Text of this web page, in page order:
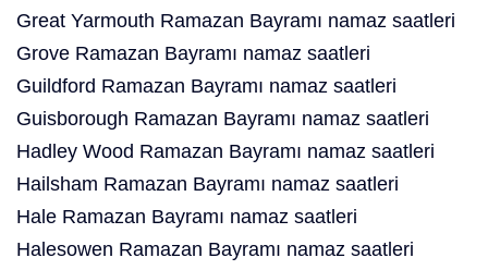
Great Yarmouth Ramazan Bayramı namaz saatleri
Grove Ramazan Bayramı namaz saatleri
Guildford Ramazan Bayramı namaz saatleri
Guisborough Ramazan Bayramı namaz saatleri
Hadley Wood Ramazan Bayramı namaz saatleri
Hailsham Ramazan Bayramı namaz saatleri
Hale Ramazan Bayramı namaz saatleri
Halesowen Ramazan Bayramı namaz saatleri